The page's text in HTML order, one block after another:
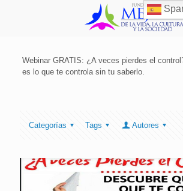
Webinar GRATIS: ¿A veces pierdes el
es lo que te controla sin tu saberlo.
Categorías Tags Autores